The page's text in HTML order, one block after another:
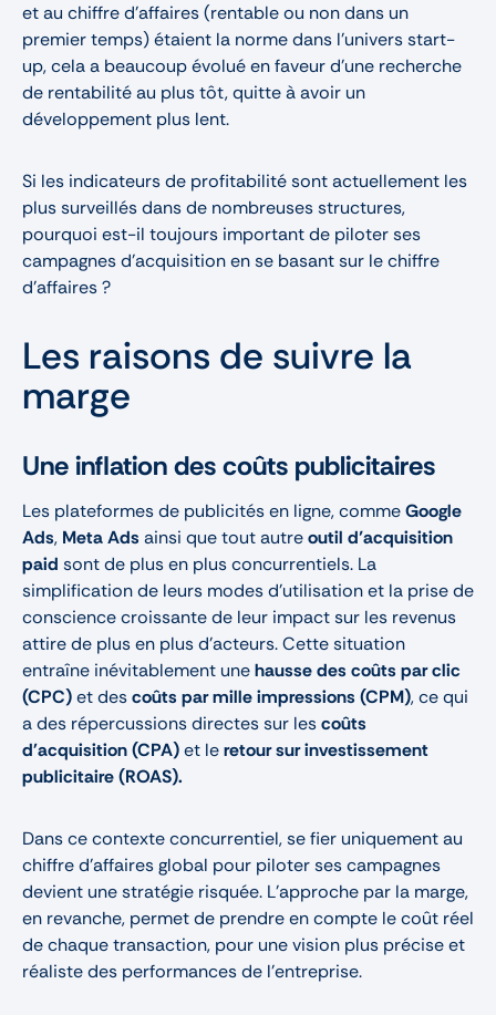
et au chiffre d’affaires (rentable ou non dans un
premier temps) étaient la norme dans l’univers start-
up, cela a beaucoup évolué en faveur d’une recherche
de rentabilité au plus tôt, quitte à avoir un
développement plus lent.
Si les indicateurs de profitabilité sont actuellement les
plus surveillés dans de nombreuses structures,
pourquoi est-il toujours important de piloter ses
campagnes d'acquisition en se basant sur le chiffre
d'affaires ?
Les raisons de suivre la
marge
Une inflation des coûts publicitaires
Les plateformes de publicités en ligne, commeGoogle
Ads, Meta Ads ainsi que tout autreoutil d’acquisition
paid sont de plus en plus concurrentiels. La
simplification de leurs modes d’utilisation et la prise de
conscience croissante de leur impact sur les revenus
attire de plus en plus d’acteurs. Cette situation
entraîne inévitablement unehausse des coûts par clic
(CPC)et descoûts par mille impressions (CPM), ce qui
a des répercussions directes sur lescoûts
d'acquisition (CPA)et leretour sur investissement
publicitaire (ROAS).
Dans ce contexte concurrentiel, se fier uniquement au
chiffre d'affaires global pour piloter ses campagnes
devient une stratégie risquée. L'approche par la marge,
en revanche, permet de prendre en compte le coût réel
de chaque transaction, pour une vision plus précise et
réaliste des performances de l'entreprise.